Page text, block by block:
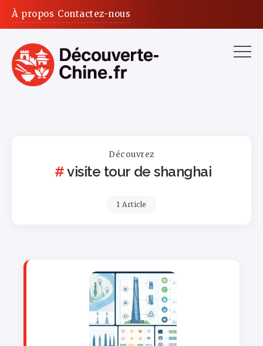
À propos Contactez-nous
Découvrez
visite tour de shanghai
1 Article